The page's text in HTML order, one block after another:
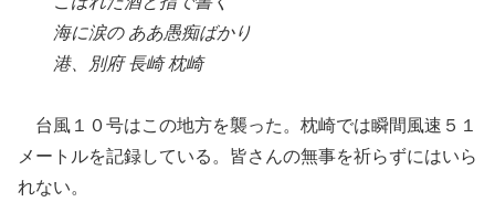
海に涙の ああ愚痴ばかり
港、別府 長崎 枕崎
台風１０号はこの地方を襲った。 枕崎では瞬間風速５１
メートルを記録している。 皆さんの無事を祈らずにはいら
れない。